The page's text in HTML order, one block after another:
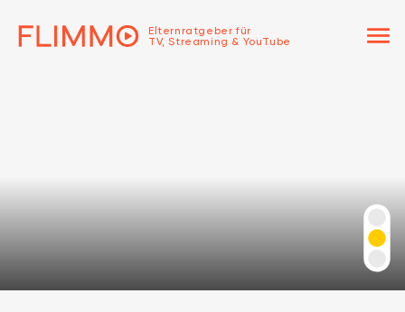
Elternratgeber für
TV, Streaming & YouTube
menu